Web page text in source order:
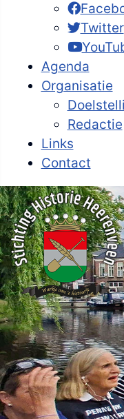
Twitter
Agenda
Organisatie
Redactie
Links
Contact